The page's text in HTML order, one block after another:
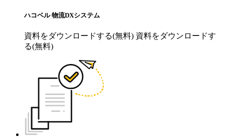
ハコベル 物流DXシステム
資料をダウンロードする(無料) 資料をダウンロードす
る(無料)